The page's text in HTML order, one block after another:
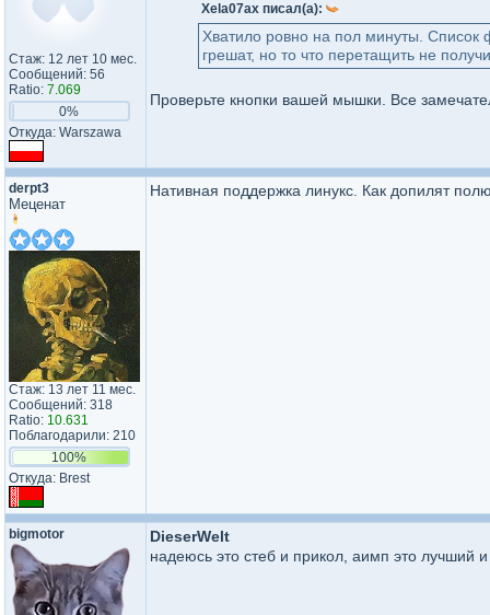
Стаж: 12 лет 10 мес.
Сообщений: 56
Ratio: 7.069
0%
Откуда: Warszawa
Xela07ax писал(а):
Хватило ровно на пол минуты. Список
грешат, но то что перетащить не
Проверьте кнопки вашей мышки. Все
derpt3
Меценат
Стаж: 13 лет 11 мес.
Сообщений: 318
Ratio: 10.631
Поблагодарили: 210
100%
Откуда: Brest
Нативная поддержка линукс. Как допилят
bigmotor
DieserWelt
надеюсь это стеб и прикол, аимп это лучший